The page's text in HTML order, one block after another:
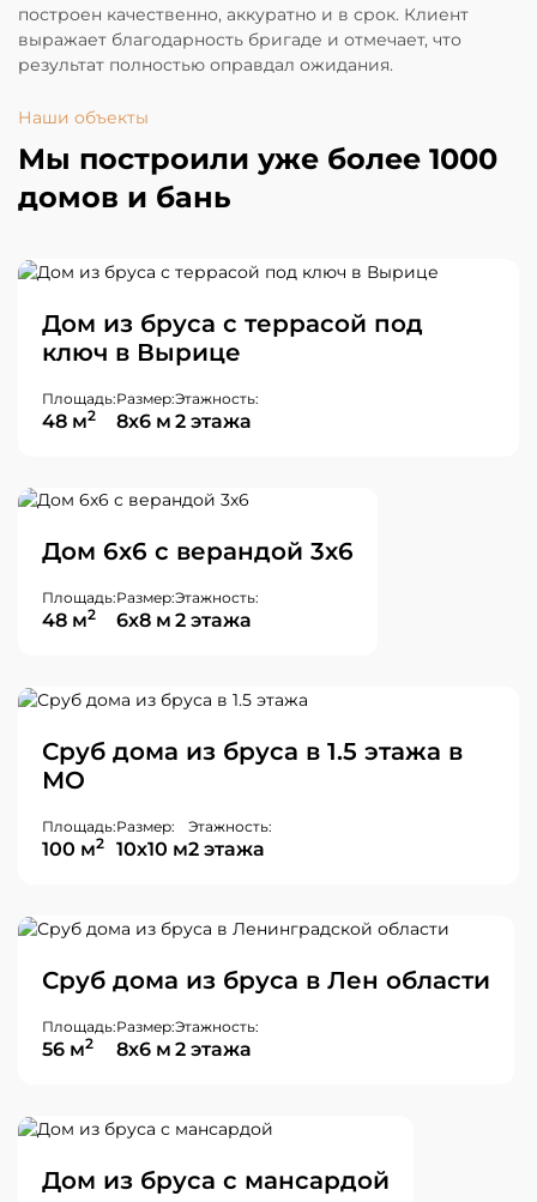
построен качественно, аккуратно и в срок. Клиент
выражает благодарность бригаде и отмечает, что
результат полностью оправдал ожидания.
Наши объекты
Мы построили уже более 1000
домов и бань
Дом из бруса с террасой под
ключ в Вырице
Площадь:
48 м2
Размер:
8х6 м
Этажность:
2 этажа
Дом 6х6 с верандой 3х6
Площадь:
48 м2
Размер:
6х8 м
Этажность:
2 этажа
Сруб дома из бруса в 1.5 этажа в
МО
Площадь:
100 м2
Размер:
10х10 м
Этажность:
2 этажа
Сруб дома из бруса в Лен области
Площадь:
56 м2
Размер:
8х6 м
Этажность:
2 этажа
Дом из бруса с мансардой